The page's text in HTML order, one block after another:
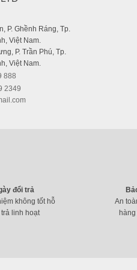
P. Ghềnh Ráng, Tp.
Việt Nam.
P. Trần Phú, Tp.
Việt Nam.
888
2349
đổi trả
không tốt hỗ
linh hoạt
An